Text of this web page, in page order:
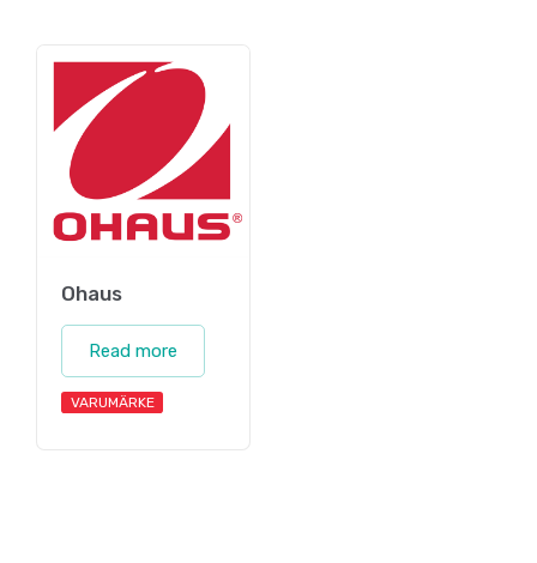
Ohaus
Read more
VARUMÄRKE